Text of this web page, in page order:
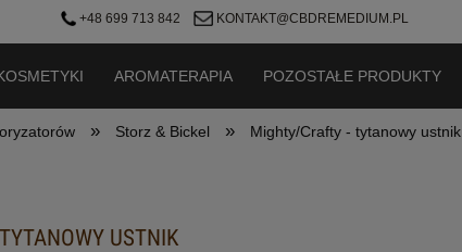
+48 699 713 842 KONTAKT@CBDREMEDIUM.PL
AROMATERAPIA POZOSTAŁE PRODUKTY
» Storz & Bickel » Mighty/Crafty - tytanowy ustnik
USTNIK